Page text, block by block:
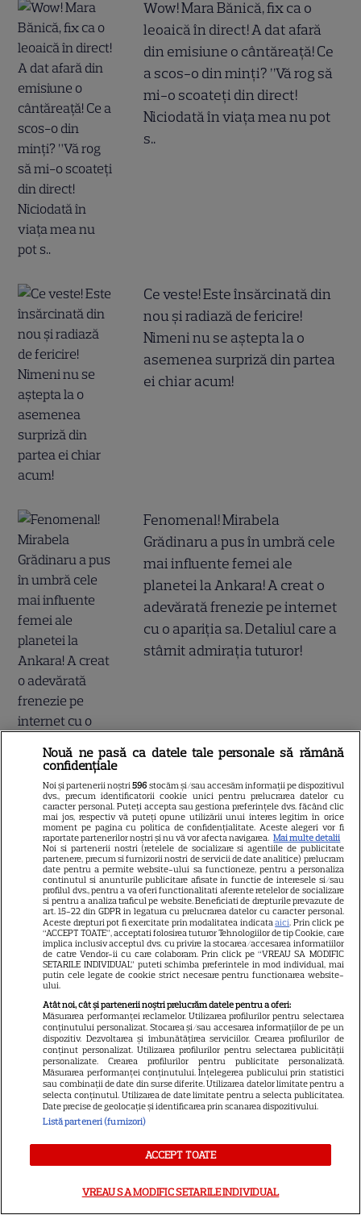
Wow! Mara Bănică, fix ca o
leoaică în direct! A dat afară
din emisiune o cântăreață! Ce
a scos-o din minți? ”Vă rog să
mi-o scoateți din direct!
Niciodată în viața mea nu pot
s..
Ce veste! Este însărcinată din
nou și radiază de fericire!
Nimeni nu se aștepta la o
asemenea surpriză din partea
ei chiar acum!
Fenomenal! Mirabela
Grădinaru a pus în umbră cele
mai influente femei ale
planetei la Ankara! A creat o
adevărată frenezie pe internet
cu o apariția sa. Detaliul care a
stârnit admirația tuturor!
Preotul bisericii din Apold,
MARTOR LA TRAGEDIE. Gabi
Mureșan a luptat până în
ultima clipă să ajungă la mal,
Nouă ne pasă ca datele tale personale să rămână
confidențiale
Noi și partenerii noștri596 stocăm și/sau accesăm informații pe dispozitivul
dvs., precum identificatorii cookie unici pentru prelucrarea datelor cu
caracter personal. Puteți accepta sau gestiona preferințele dvs. făcând clic
mai jos, respectiv vă puteți opune utilizării unui interes legitim în orice
moment pe pagina cu politica de confidențialitate. Aceste alegeri vor fi
raportate partenerilor noștri și nu vă vor afecta navigarea. Mai multe detalii
Noi si partenerii nostri (retelele de socializare si agentiile de publicitate
partenere, precum si furnizorii nostri de servicii de date analitice) prelucram
date pentru a permite website-ului sa functioneze, pentru a personaliza
continutul si anunturile publicitare afisate in functie de interesele si/sau
profilul dvs., pentru a va oferi functionalitati aferente retelelor de socializare
si pentru a analiza traficul pe website. Beneficiati de drepturile prevazute de
art. 15-22 din GDPR in legatura cu prelucrarea datelor cu caracter personal.
Aceste drepturi pot fi exercitate prin modalitatea indicataaici. Prin click pe
“ACCEPT TOATE”, acceptati folosirea tuturor Tehnologiilor de tip Cookie, care
implica inclusiv acceptul dvs. cu privire la stocarea/accesarea informatiilor
de catre Vendor-ii cu care colaboram. Prin click pe “VREAU SA MODIFIC
SETARILE INDIVIDUAL” puteti schimba preferintele in mod individual, mai
putin cele legate de cookie strict necesare pentru functionarea website-
ului.
Atât noi, cât și partenerii noștri prelucrăm datele pentru a oferi:
Măsurarea performanței reclamelor. Utilizarea profilurilor pentru selectarea
conținutului personalizat. Stocarea și/sau accesarea informațiilor de pe un
dispozitiv. Dezvoltarea și îmbunătățirea serviciilor. Crearea profilurilor de
conținut personalizat. Utilizarea profilurilor pentru selectarea publicității
personalizate. Crearea profilurilor pentru publicitate personalizată.
Măsurarea performanței conținutului. Înțelegerea publicului prin statistici
sau combinații de date din surse diferite. Utilizarea datelor limitate pentru a
selecta conținutul. Utilizarea de date limitate pentru a selecta publicitatea.
Date precise de geolocație și identificarea prin scanarea dispozitivului.
Listă parteneri (furnizori)
ACCEPT TOATE
VREAU SA MODIFIC SETARILE INDIVIDUAL